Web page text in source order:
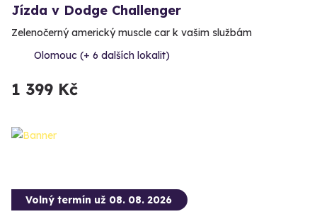
Jízda v Dodge Challenger
Zelenočerný americký muscle car k vašim službám
Olomouc (+ 6 dalších lokalit)
1 399 Kč
Volný termín už 08. 08. 2026